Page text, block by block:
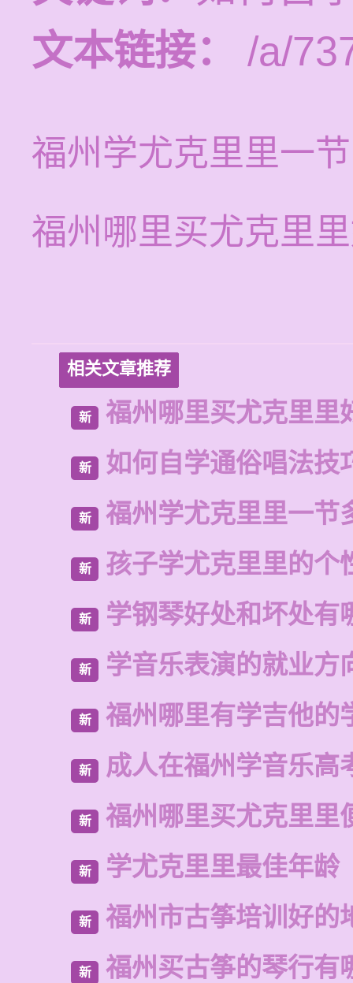
文本链接：
/a/
福州学尤克里里一
福州哪里买尤克里
相关文章推荐
新 福州哪里买尤克里里
新 如何自学通俗唱法技
新 福州学尤克里里一节
新 孩子学尤克里里的个
新 学钢琴好处和坏处有
新 学音乐表演的就业方
新 福州哪里有学吉他的
新 成人在福州学音乐高
新 福州哪里买尤克里里
新 学尤克里里最佳年龄
新 福州市古筝培训好的
新 福州买古筝的琴行有